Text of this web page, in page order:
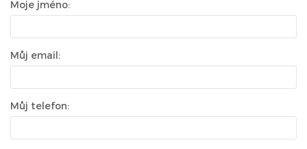
Moje jméno:
Můj email:
Můj telefon: